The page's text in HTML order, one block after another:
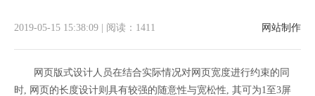
网站制作
2019-05-15 15:38:09 阅读：1411
网页版式设计人员在结合实际情况对网页宽度进行约束的同
时, 网页的长度设计则具有较强的随意性与宽松性, 其可为1至3屏